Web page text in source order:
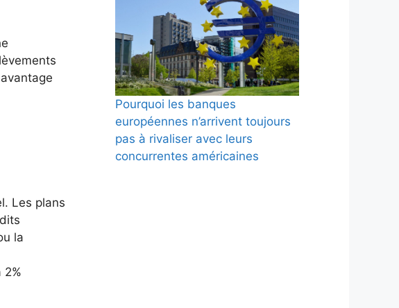
Les plans
la
2%
Pourquoi les banques
européennes n’arrivent toujours
pas à rivaliser avec leurs
concurrentes américaines